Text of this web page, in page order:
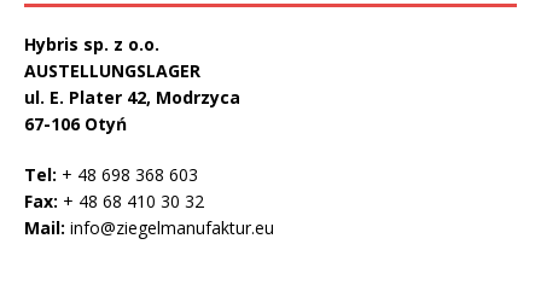
Hybris sp. z o.o.
AUSTELLUNGSLAGER
ul. E. Plater 42, Modrzyca
67-106 Otyń
Tel: + 48 698 368 603
Fax: + 48 68 410 30 32
Mail: info@ziegelmanufaktur.eu